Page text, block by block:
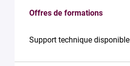
Offres de formations
Support technique disponible